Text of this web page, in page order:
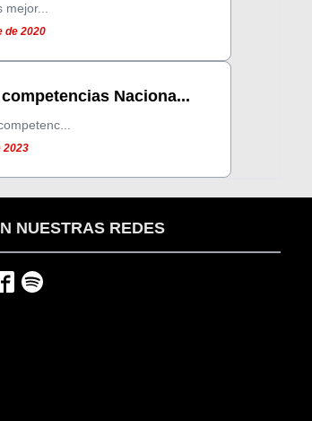
mejor...
de 2020
Naciona...
2023
NUESTRAS REDES